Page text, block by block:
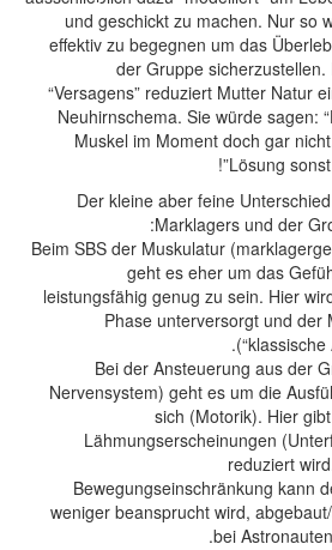
und geschickt zu machen. Nur so
effektiv zu begegnen um das
der Gruppe
“Versagens” reduziert Mutter Natur
Neuhirnschema. Sie würde sagen:
Muskel im Moment doch gar
Lösung
Der kleine aber feine
Marklagers und der
Beim SBS der Muskulatur
geht es eher um das
leistungsfähig genug zu sein. Hier
Phase unterversorgt und der
Bei der Ansteuerung aus der
Nervensystem) geht es um die
sich (Motorik). Hier
Lähmungserscheinungen
reduziert
Bewegungseinschränkung kann
weniger beansprucht wird,
bei